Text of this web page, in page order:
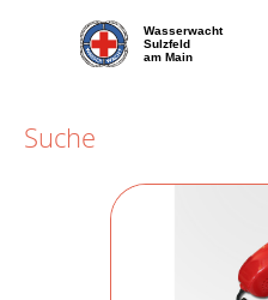
Wasserwacht
Sulzfeld
am Main
Suche